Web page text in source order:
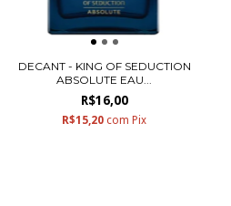
DECANT - KING OF SEDUCTION
ABSOLUTE EAU...
R$16,00
R$15,20 com Pix